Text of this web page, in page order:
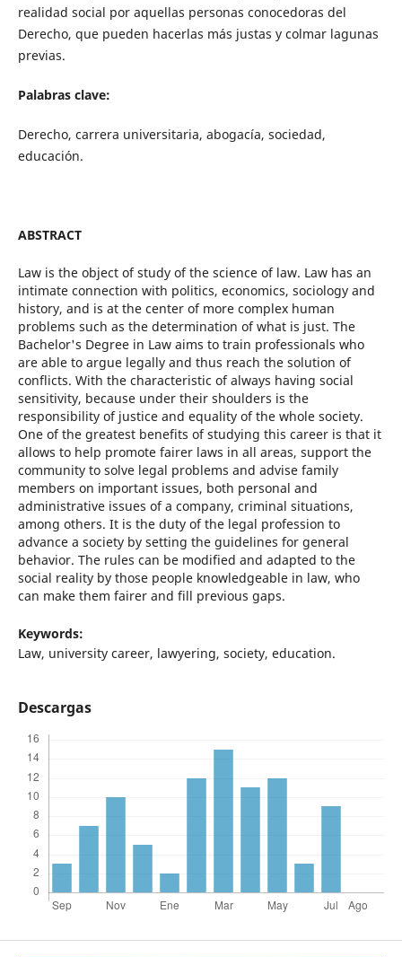
realidad social por aquellas personas conocedoras del
Derecho, que pueden hacerlas más justas y colmar lagunas
previas.
Palabras clave:
Derecho, carrera universitaria, abogacía, sociedad,
educación.
ABSTRACT
Law is the object of study of the science of law. Law has an
intimate connection with politics, economics, sociology and
history, and is at the center of more complex human
problems such as the determination of what is just. The
Bachelor's Degree in Law aims to train professionals who
are able to argue legally and thus reach the solution of
conflicts. With the characteristic of always having social
sensitivity, because under their shoulders is the
responsibility of justice and equality of the whole society.
One of the greatest benefits of studying this career is that it
allows to help promote fairer laws in all areas, support the
community to solve legal problems and advise family
members on important issues, both personal and
administrative issues of a company, criminal situations,
among others. It is the duty of the legal profession to
advance a society by setting the guidelines for general
behavior. The rules can be modified and adapted to the
social reality by those people knowledgeable in law, who
can make them fairer and fill previous gaps.
Keywords:
Law, university career, lawyering, society, education.
Descargas